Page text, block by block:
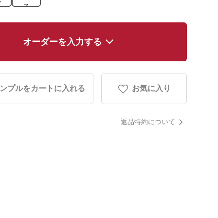
ス
オーダーを入力する
プルをカートに入れる お気に入り
返品特約について